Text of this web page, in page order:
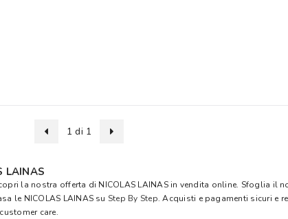
1 di 1
LAINAS
la nostra offerta di NICOLAS LAINAS in vendita online. Sfoglia il
le NICOLAS LAINAS su Step By Step. Acquisti e pagamenti sicuri e
care.